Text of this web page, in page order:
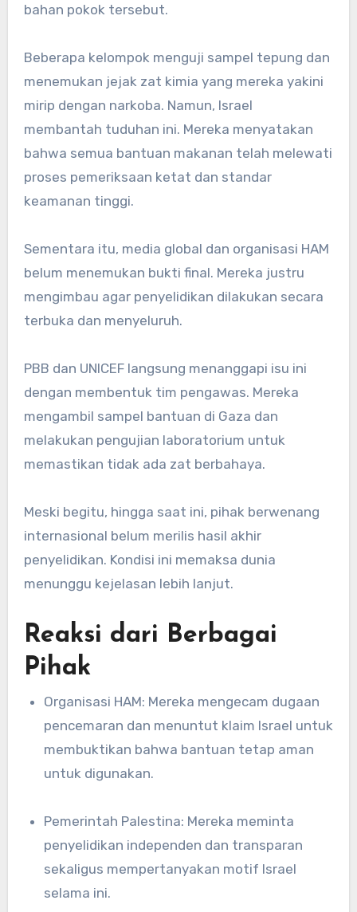
bahan pokok tersebut.
Beberapa kelompok menguji sampel tepung dan
menemukan jejak zat kimia yang mereka yakini
mirip dengan narkoba. Namun, Israel
membantah tuduhan ini. Mereka menyatakan
bahwa semua bantuan makanan telah melewati
proses pemeriksaan ketat dan standar
keamanan tinggi.
Sementara itu, media global dan organisasi HAM
belum menemukan bukti final. Mereka justru
mengimbau agar penyelidikan dilakukan secara
terbuka dan menyeluruh.
PBB dan UNICEF langsung menanggapi isu ini
dengan membentuk tim pengawas. Mereka
mengambil sampel bantuan di Gaza dan
melakukan pengujian laboratorium untuk
memastikan tidak ada zat berbahaya.
Meski begitu, hingga saat ini, pihak berwenang
internasional belum merilis hasil akhir
penyelidikan. Kondisi ini memaksa dunia
menunggu kejelasan lebih lanjut.
Reaksi dari Berbagai
Pihak
Organisasi HAM: Mereka mengecam dugaan
pencemaran dan menuntut klaim Israel untuk
membuktikan bahwa bantuan tetap aman
untuk digunakan.
Pemerintah Palestina: Mereka meminta
penyelidikan independen dan transparan
sekaligus mempertanyakan motif Israel
selama ini.